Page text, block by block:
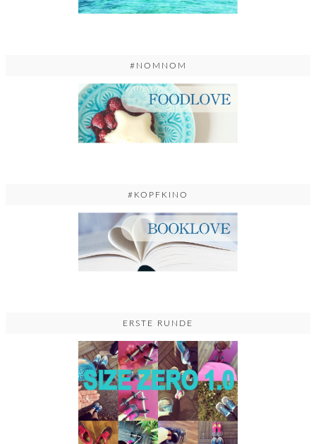
#NOMNOM
#KOPFKINO
ERSTE RUNDE